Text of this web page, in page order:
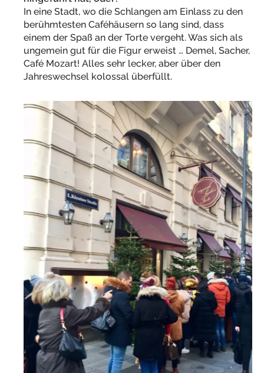
In eine Stadt, wo die Schlangen am Einlass zu den
berühmtesten Caféhäusern so lang sind, dass
einem der Spaß an der Torte vergeht. Was sich als
ungemein gut für die Figur erweist … Demel, Sacher,
Café Mozart! Alles sehr lecker, aber über den
Jahreswechsel kolossal überfüllt.